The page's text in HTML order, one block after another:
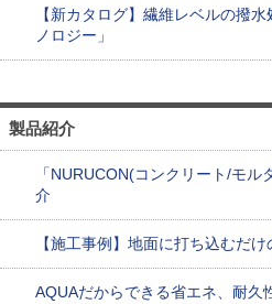
【新カタログ】繊維レベルの撥
ノロジー」
製品紹介
「NURUCON(コンクリート/モ
介
【施工事例】地面に打ち込むだ
AQUAだからできる省エネ、耐久